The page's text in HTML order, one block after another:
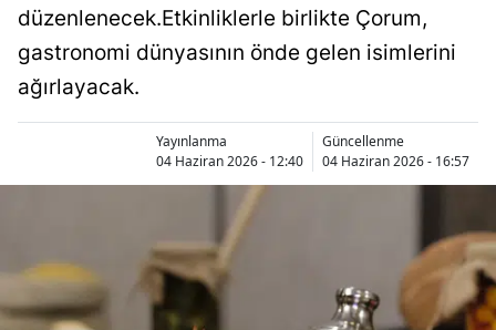
Çanakkale
Çorum
Denizli
Elazığ
düzenlenecek.Etkinliklerle birlikte Çorum,
gastronomi dünyasının önde gelen isimlerini
ağırlayacak.
Yayınlanma
04 Haziran 2026 - 12:40
Güncellenme
04 Haziran 2026 - 16:57